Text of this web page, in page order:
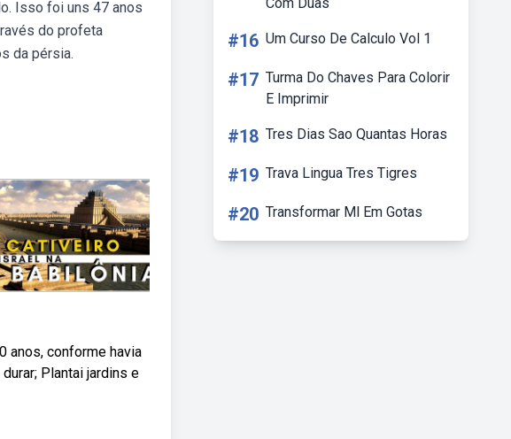
Isso foi uns 47 anos
do profeta
da pérsia.
anos, conforme havia
Plantai jardins e
#16 Um Curso De Calculo Vol 1
#17 Turma Do Chaves Para Colorir
E Imprimir
#18 Tres Dias Sao Quantas Horas
#19 Trava Lingua Tres Tigres
#20 Transformar Ml Em Gotas